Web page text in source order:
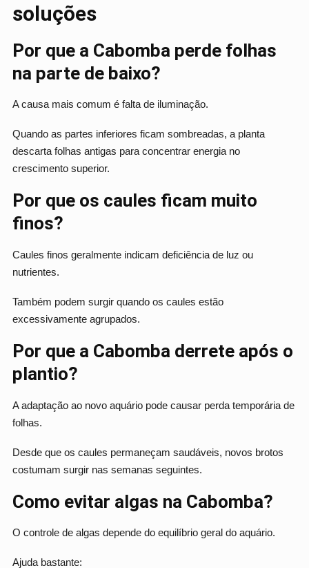
soluções
Por que a Cabomba perde folhas
na parte de baixo?
A causa mais comum é falta de iluminação.
Quando as partes inferiores ficam sombreadas, a planta
descarta folhas antigas para concentrar energia no
crescimento superior.
Por que os caules ficam muito
finos?
Caules finos geralmente indicam deficiência de luz ou
nutrientes.
Também podem surgir quando os caules estão
excessivamente agrupados.
Por que a Cabomba derrete após o
plantio?
A adaptação ao novo aquário pode causar perda temporária de
folhas.
Desde que os caules permaneçam saudáveis, novos brotos
costumam surgir nas semanas seguintes.
Como evitar algas na Cabomba?
O controle de algas depende do equilíbrio geral do aquário.
Ajuda bastante: